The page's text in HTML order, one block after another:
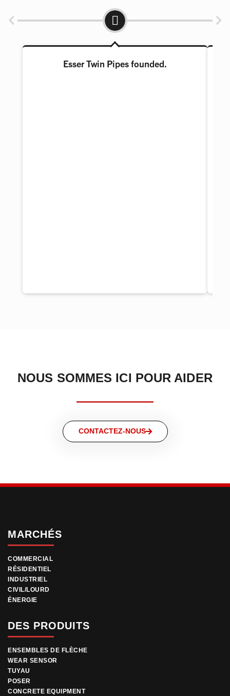
Esser Twin Pipes founded.
NOUS SOMMES ICI POUR AIDER
CONTACTEZ-NOUS
MARCHÉS
COMMERCIAL
RÉSIDENTIEL
INDUSTRIEL
CIVIL/LOURD
ÉNERGIE
DES PRODUITS
ENSEMBLES DE FLÈCHE
WEAR SENSOR
TUYAU
POSER
CONCRETE EQUIPMENT